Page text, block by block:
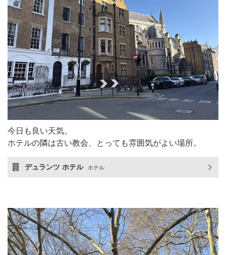
今日も良い天気。
ホテルの隣は古い教会、とっても雰囲気がよい場所。
デュランツ ホテル ホテル